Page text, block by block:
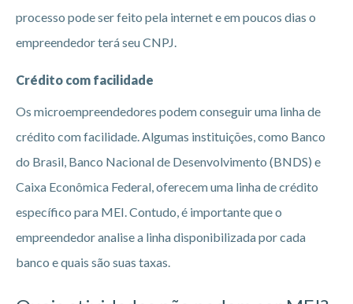
processo pode ser feito pela internet e em poucos dias o
empreendedor terá seu CNPJ.
Crédito com facilidade
Os microempreendedores podem conseguir uma linha de
crédito com facilidade. Algumas instituições, como Banco
do Brasil, Banco Nacional de Desenvolvimento (BNDS) e
Caixa Econômica Federal, oferecem uma linha de crédito
específico para MEI. Contudo, é importante que o
empreendedor analise a linha disponibilizada por cada
banco e quais são suas taxas.